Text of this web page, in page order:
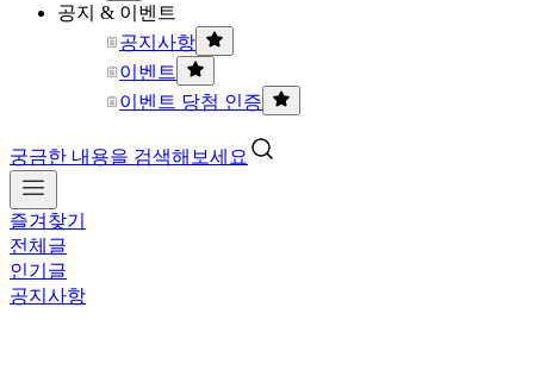
공지 & 이벤트
공지사항
이벤트
이벤트 당첨 인증
궁금한 내용을 검색해보세요
즐겨찾기
전체글
인기글
공지사항